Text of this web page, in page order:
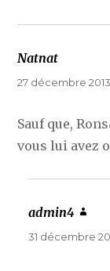
Natnat
27 décembre
Sauf que,
vous lui avez
admin4
31 décembre